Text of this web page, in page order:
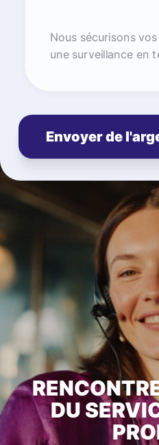
Nous sécurisons
une surveillance en
Envoyer de
DU